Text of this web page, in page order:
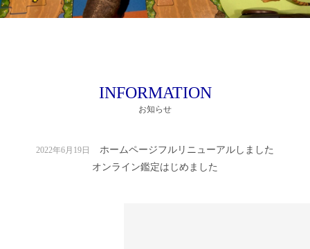
INFORMATION
お知らせ
2022年6月19日
ホームページフルリニューアルしました
オンライン鑑定はじめました